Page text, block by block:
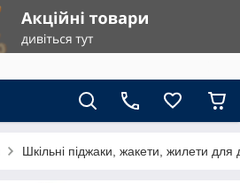
Шкільні піджаки, жакети, жилети для